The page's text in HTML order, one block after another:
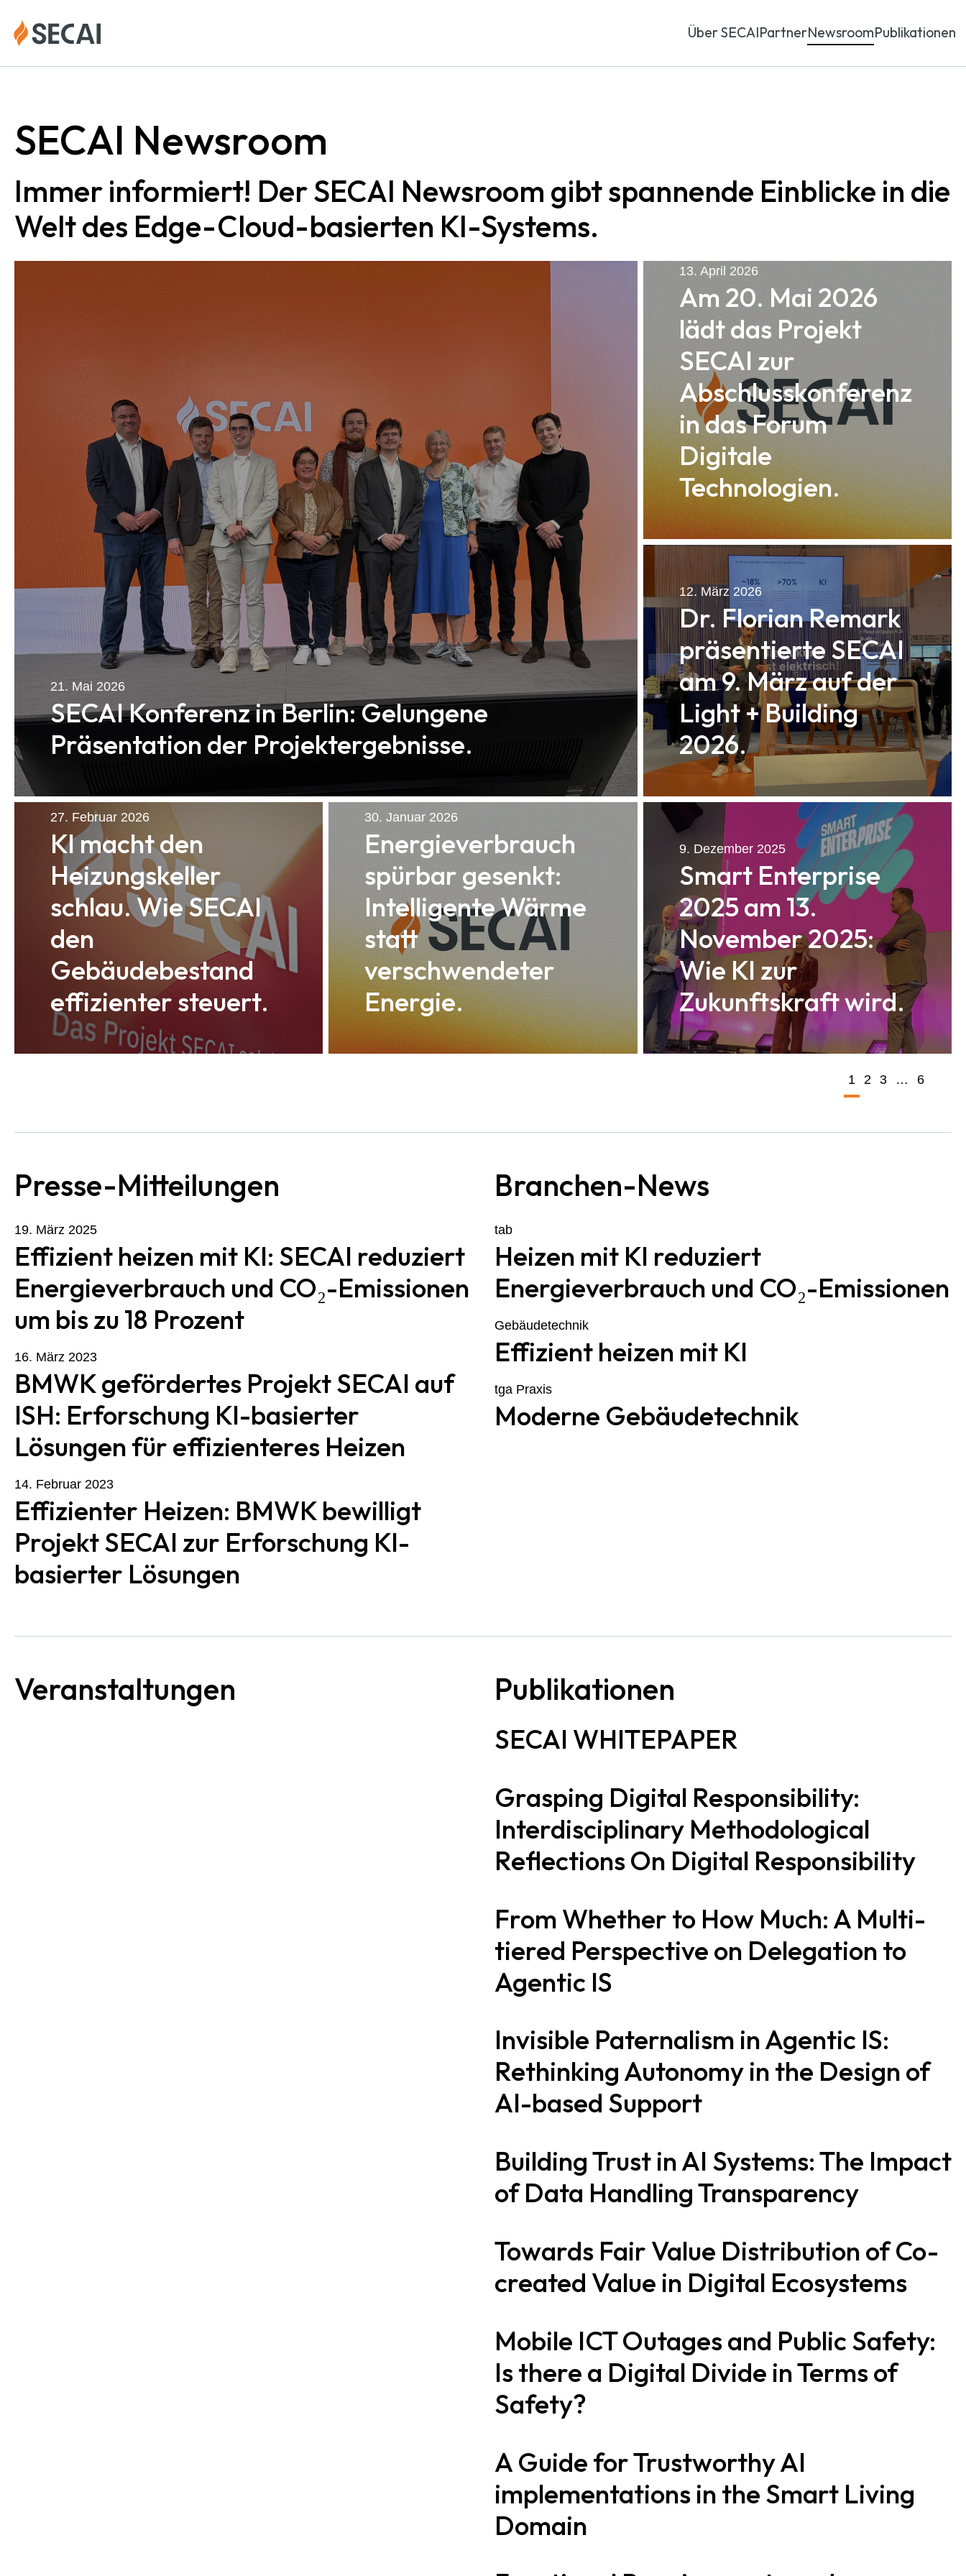
Inhalt
Über SECAIPartnerNewsroomPublikationen
SECAI Newsroom
Immer informiert! Der SECAI Newsroom gibt spannende Einblicke in die
Welt des Edge-Cloud-basierten KI-Systems.
21. Mai 2026
SECAI Konferenz in Berlin: Gelungene
Präsentation der Projektergebnisse.
13. April 2026
Am 20. Mai 2026
lädt das Projekt
SECAI zur
Abschlusskonferenz
in das Forum
Digitale
Technologien.
12. März 2026
Dr. Florian Remark
präsentierte SECAI
am 9. März auf der
Light + Building
2026.
27. Februar 2026
KI macht den
Heizungskeller
schlau. Wie SECAI
den
Gebäudebestand
effizienter steuert.
30. Januar 2026
Energieverbrauch
spürbar gesenkt:
Intelligente Wärme
statt
verschwendeter
Energie.
9. Dezember 2025
Smart Enterprise
2025 am 13.
November 2025:
Wie KI zur
Zukunftskraft wird.
1 2 3 … 6
Presse-Mitteilungen
19. März 2025
Effizient heizen mit KI: SECAI reduziert
Energieverbrauch und CO₂-Emissionen
um bis zu 18 Prozent
16. März 2023
BMWK gefördertes Projekt SECAI auf
ISH: Erforschung KI-basierter
Lösungen für effizienteres Heizen
14. Februar 2023
Effizienter Heizen: BMWK bewilligt
Projekt SECAI zur Erforschung KI-
basierter Lösungen
Branchen-News
tab
Heizen mit KI reduziert
Energieverbrauch und CO₂-Emissionen
Gebäudetechnik
Effizient heizen mit KI
tga Praxis
Moderne Gebäudetechnik
Veranstaltungen Publikationen
SECAI WHITEPAPER
Grasping Digital Responsibility:
Interdisciplinary Methodological
Reflections On Digital Responsibility
From Whether to How Much: A Multi-
tiered Perspective on Delegation to
Agentic IS
Invisible Paternalism in Agentic IS:
Rethinking Autonomy in the Design of
AI-based Support
Building Trust in AI Systems: The Impact
of Data Handling Transparency
Towards Fair Value Distribution of Co-
created Value in Digital Ecosystems
Mobile ICT Outages and Public Safety:
Is there a Digital Divide in Terms of
Safety?
A Guide for Trustworthy AI
implementations in the Smart Living
Domain
Newsroom
Kontaktieren Sie uns unter
secai@strategion.de